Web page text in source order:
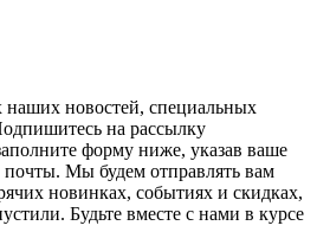
наших новостей, специальных
на рассылку
форму ниже, указав ваше
почты. Мы будем отправлять вам
новинках, событиях и скидках,
Будьте вместе с нами в курсе